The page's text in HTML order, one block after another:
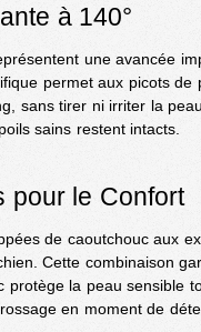
à 140°
une avancée
permet aux picots
sans tirer ni irriter la
sains restent intacts.
pour le Confort
de caoutchouc aux
Cette combinaison
protège la peau sensible
en moment de